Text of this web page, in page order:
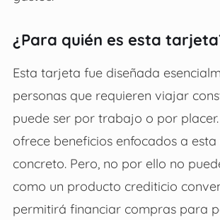
¿Para quién es esta
Esta tarjeta fue diseñada
personas que requieren viajar
puede ser por trabajo o por
ofrece beneficios enfocados a
concreto. Pero, no por ello no
como un producto crediticio
permitirá financiar compras para